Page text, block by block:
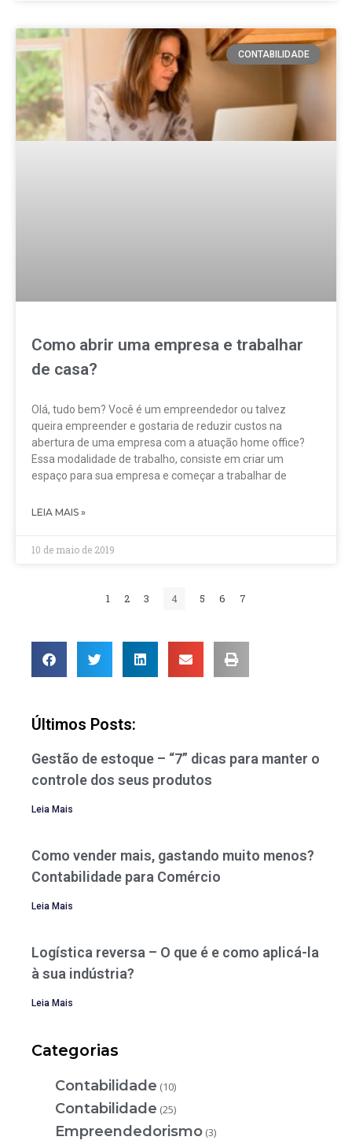
CONTABILIDADE
Como abrir uma empresa e trabalhar
de casa?
Olá, tudo bem? Você é um empreendedor ou talvez
queira empreender e gostaria de reduzir custos na
abertura de uma empresa com a atuação home office?
Essa modalidade de trabalho, consiste em criar um
espaço para sua empresa e começar a trabalhar de
LEIA MAIS »
10 de maio de 2019
1 2 3 4 5 6 7
Últimos Posts:
Gestão de estoque – “7” dicas para manter o
controle dos seus produtos
Leia Mais
Como vender mais, gastando muito menos?
Contabilidade para Comércio
Leia Mais
Logística reversa – O que é e como aplicá-la
à sua indústria?
Leia Mais
Categorias
Contabilidade (10)
Contabilidade (25)
Empreendedorismo (3)